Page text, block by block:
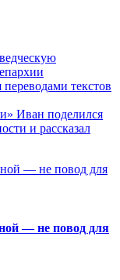
текстов
Иван поделился
и рассказал
— не повод для